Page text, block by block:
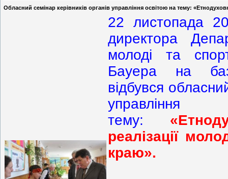
Обласний семінар керівників органів управління освітою на тему:
22 листопада
директора
молоді та
Бауера на
відбувся
тему:
реалізації
краю».